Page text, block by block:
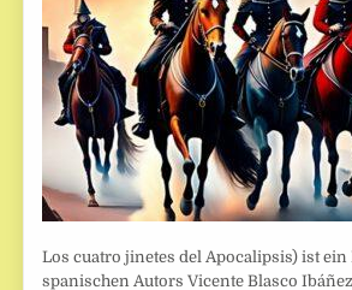
Los cuatro jinetes del Apocalipsis) ist ein
spanischen Autors Vicente Blasco